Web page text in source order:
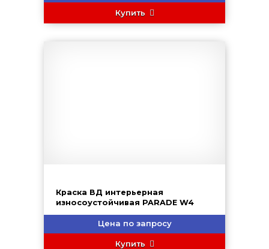
Купить
Краска ВД интерьерная
износоустойчивая PARADE W4
Цена по запросу
Купить